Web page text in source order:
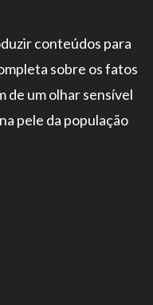
conteúdos para
sobre os fatos
de um olhar sensível
pele da população